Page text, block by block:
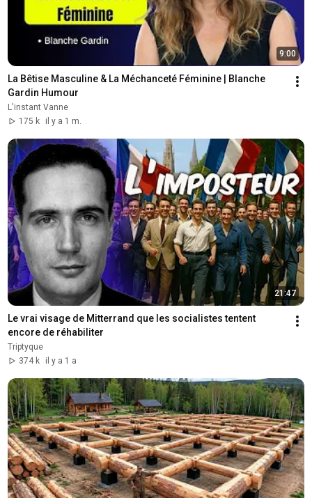
9:00
La Bêtise Masculine & La Méchanceté Féminine | Blanche
Gardin Humour
L'instant Vanne
175 k
il y a 1 m.
21:47
Le vrai visage de Mitterrand que les socialistes tentent
encore de réhabiliter
Triptyque
374 k
il y a 1 a